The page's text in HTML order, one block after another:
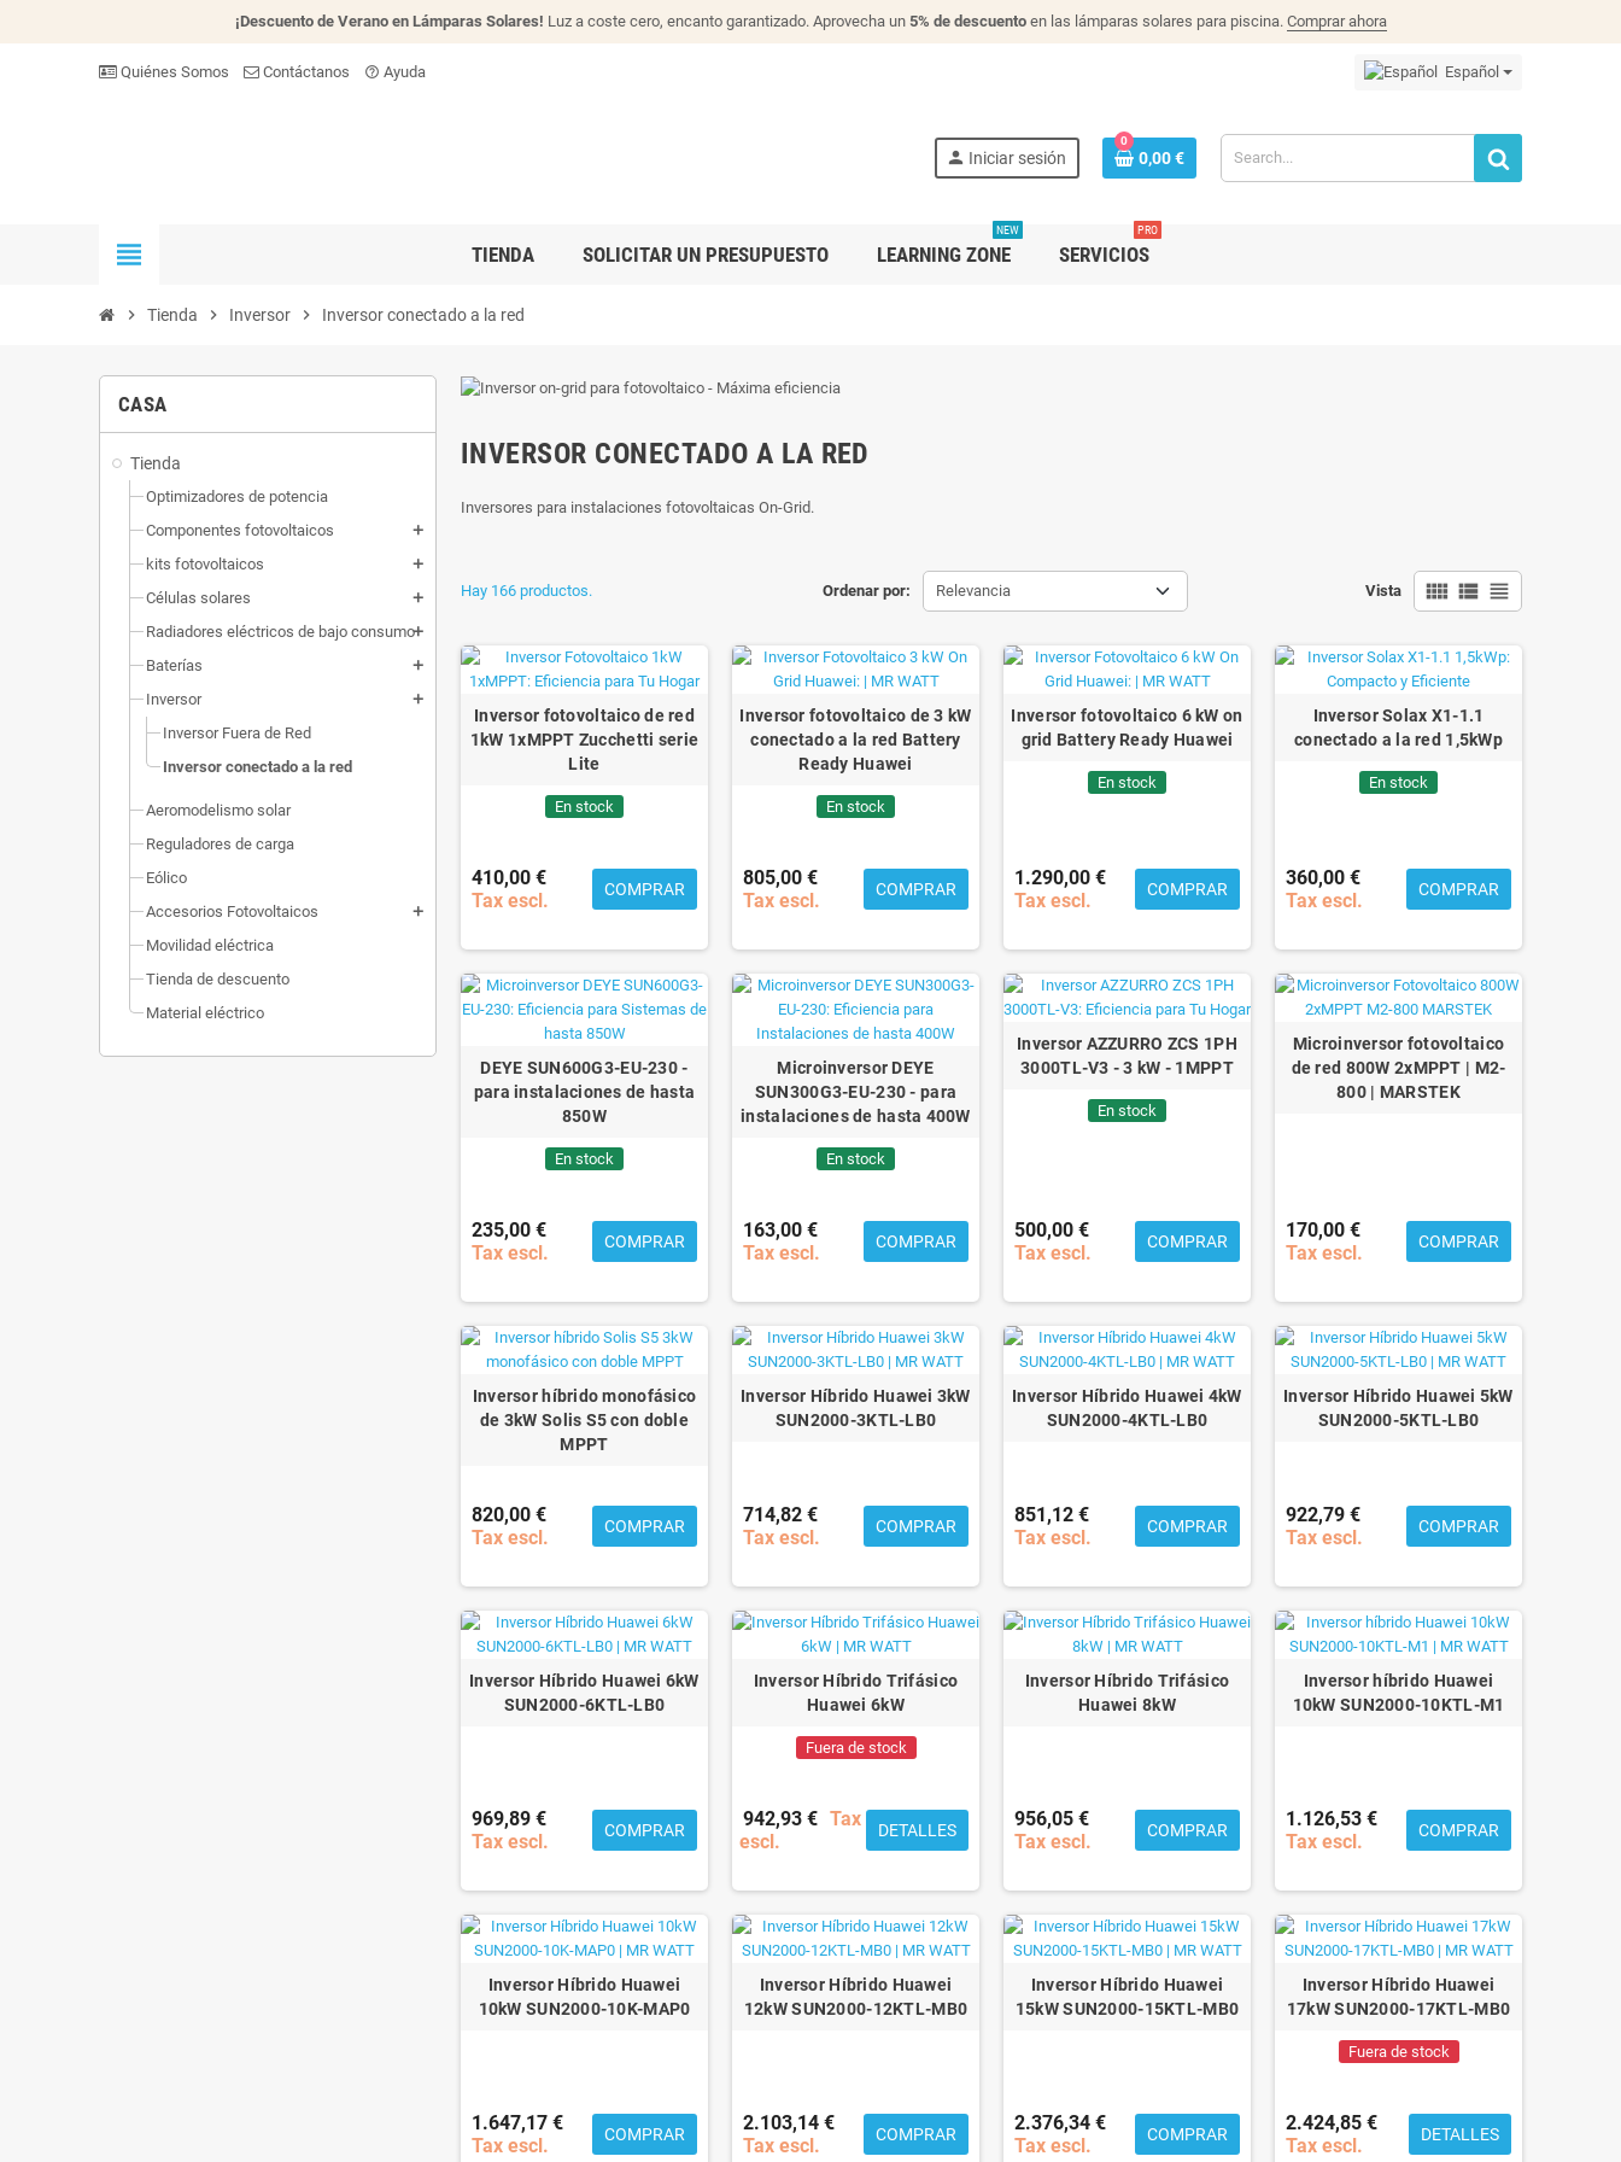
¡Descuento de Verano en Lámparas Solares! Luz a coste cero, encanto garantizado. Aprovecha un 5% de descuentoen las lámparas solares para piscina. Comprar ahora
Quiénes Somos Contáctanos help_outline Ayuda Español
person Iniciar sesión
0
0,00 €
view_headline TIENDA SOLICITAR UN PRESUPUESTO LEARNING ZONE
NEW
SERVICIOS
PRO
chevron_right Tienda chevron_right Inversor chevron_right Inversor conectado a la red
CASA
Tienda
Optimizadores de potencia
Componentes fotovoltaicos
add
kits fotovoltaicos add
Células solares add
Radiadores eléctricos de bajo consumoadd
Baterías add
Inversor add
Inversor Fuera de Red
Inversor conectado a la red
Aeromodelismo solar
Reguladores de carga
Eólico
Accesorios Fotovoltaicos
add
Movilidad eléctrica
Tienda de descuento
Material eléctrico
INVERSOR CONECTADO A LA RED
Inversores para instalaciones fotovoltaicas On-Grid.
Ordenar por: Relevancia Vista view_comfy view_list view_headline
Hay 166 productos.
Inversor fotovoltaico de red
1kW 1xMPPT Zucchetti serie
Lite
En stock
410,00 €
Tax escl.
COMPRAR
Inversor fotovoltaico de 3 kW
conectado a la red Battery
Ready Huawei
En stock
805,00 €
Tax escl.
COMPRAR
Inversor fotovoltaico 6 kW on
grid Battery Ready Huawei
En stock
1.290,00 €
Tax escl.
COMPRAR
Inversor Solax X1-1.1
conectado a la red 1,5kWp
En stock
360,00 €
Tax escl.
COMPRAR
DEYE SUN600G3-EU-230 -
para instalaciones de hasta
850W
En stock
235,00 €
Tax escl.
COMPRAR
Microinversor DEYE
SUN300G3-EU-230 - para
instalaciones de hasta 400W
En stock
163,00 €
Tax escl.
COMPRAR
Inversor AZZURRO ZCS 1PH
3000TL-V3 - 3 kW - 1MPPT
En stock
500,00 €
Tax escl.
COMPRAR
Microinversor fotovoltaico
de red 800W 2xMPPT | M2-
800 | MARSTEK
170,00 €
Tax escl.
COMPRAR
Inversor híbrido monofásico
de 3kW Solis S5 con doble
MPPT
820,00 €
Tax escl.
COMPRAR
Inversor Híbrido Huawei 3kW
SUN2000-3KTL-LB0
714,82 €
Tax escl.
COMPRAR
Inversor Híbrido Huawei 4kW
SUN2000-4KTL-LB0
851,12 €
Tax escl.
COMPRAR
Inversor Híbrido Huawei 5kW
SUN2000-5KTL-LB0
922,79 €
Tax escl.
COMPRAR
Inversor Híbrido Huawei 6kW
SUN2000-6KTL-LB0
969,89 €
Tax escl.
COMPRAR
Inversor Híbrido Trifásico
Huawei 6kW
Fuera de stock
942,93 € Tax
escl.
DETALLES
Inversor Híbrido Trifásico
Huawei 8kW
956,05 €
Tax escl.
COMPRAR
Inversor híbrido Huawei
10kW SUN2000-10KTL-M1
1.126,53 €
Tax escl.
COMPRAR
Inversor Híbrido Huawei
10kW SUN2000-10K-MAP0
1.647,17 €
Tax escl.
COMPRAR
Inversor Híbrido Huawei
12kW SUN2000-12KTL-MB0
2.103,14 €
Tax escl.
COMPRAR
Inversor Híbrido Huawei
15kW SUN2000-15KTL-MB0
2.376,34 €
Tax escl.
COMPRAR
Inversor Híbrido Huawei
17kW SUN2000-17KTL-MB0
Fuera de stock
2.424,85 €
Tax escl.
DETALLES